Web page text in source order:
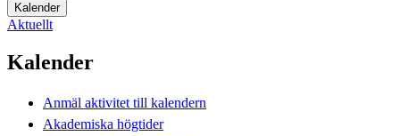
Kalender
Aktuellt
Kalender
Anmäl aktivitet till kalendern
Akademiska högtider